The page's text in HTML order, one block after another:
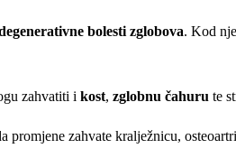
bolesti zglobova. Kod
zahvatiti i kost, zglobnu čahuru te
promjene zahvate kralježnicu,